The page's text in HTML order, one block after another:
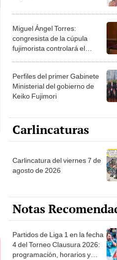
Miguel Ángel Torres:
congresista de la cúpula
fujimorista controlará el
Perfiles del primer Gabinete
Ministerial del gobierno de
Keiko Fujimori
Carlincaturas
Carlincatura del viernes 7 de
agosto de 2026
Notas
Partidos de Liga 1 en la fecha
4 del Torneo Clausura 2026:
programación, horarios y